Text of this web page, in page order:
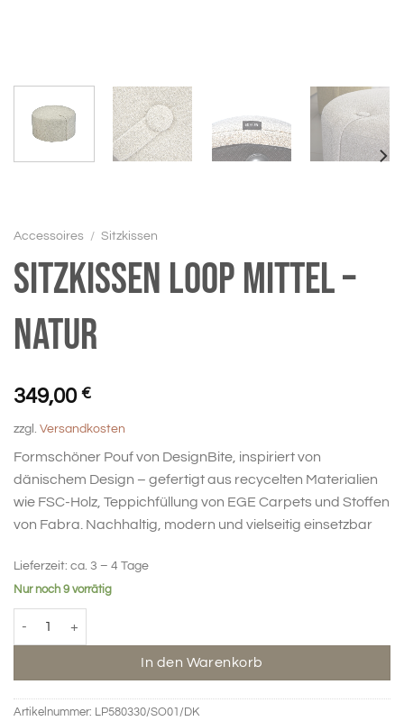
Accessoires / Sitzkissen
Sitzkissen Loop mittel –
natur
349,00 €
zzgl. Versandkosten
Formschöner Pouf von DesignBite, inspiriert von
dänischem Design – gefertigt aus recycelten Materialien
wie FSC-Holz, Teppichfüllung von EGE Carpets und Stoffen
von Fabra. Nachhaltig, modern und vielseitig einsetzbar
Lieferzeit: ca. 3 – 4 Tage
Nur noch 9 vorrätig
In den Warenkorb
Artikelnummer: LP580330/SO01/DK